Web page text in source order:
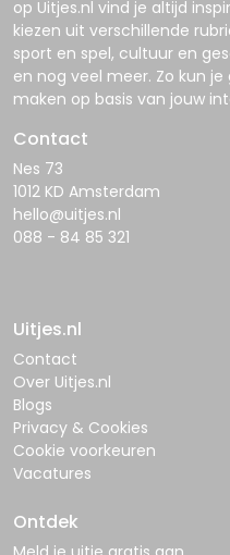
op Uitjes.nl vind je altijd
kiezen uit verschillende
sport en spel, cultuur en
en nog veel meer. Zo kun
maken op basis van jouw
Contact
Nes 73
1012 KD Amsterdam
hello@uitjes.nl
088 - 84 85 321
Uitjes.nl
Contact
Over Uitjes.nl
Blogs
Privacy & Cookies
Cookie voorkeuren
Vacatures
Ontdek